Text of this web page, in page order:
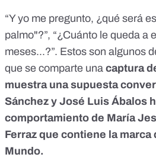
“Y yo me pregunto, ¿qué será
palmo"?”, “¿Cuánto le queda a
meses...?”. Estos son algunos
que se comparte una captura
muestra una supuesta
Sánchez y José Luis Ábalos
comportamiento de María
Ferraz que contiene la marca
Mundo.